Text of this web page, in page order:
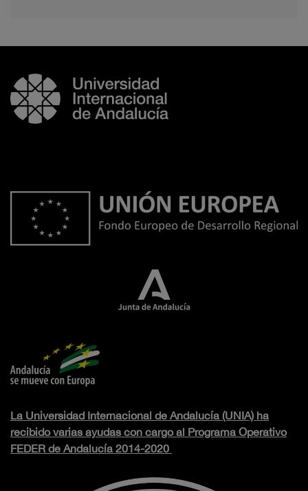
La Universidad Internacional de Andalucía (UNIA) ha
recibido varias ayudas con cargo al Programa Operativo
FEDER de Andalucía 2014-2020